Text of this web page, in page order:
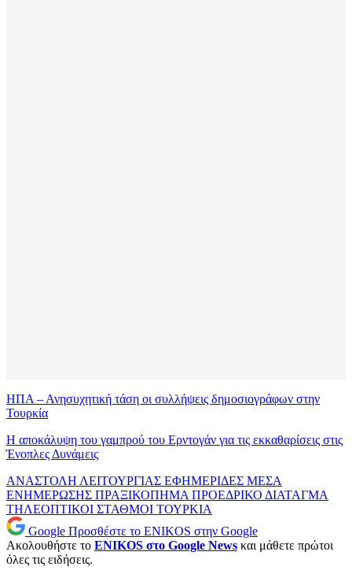
ΗΠΑ – Ανησυχητική τάση οι συλλήψεις δημοσιογράφων στην
Τουρκία
Η αποκάλυψη του γαμπρού του Ερντογάν για τις εκκαθαρίσεις στις
Ένοπλες Δυνάμεις
ΑΝΑΣΤΟΛΗ ΛΕΙΤΟΥΡΓΙΑΣ ΕΦΗΜΕΡΙΔΕΣ ΜΕΣΑ
ΕΝΗΜΕΡΩΣΗΣ ΠΡΑΞΙΚΟΠΗΜΑ ΠΡΟΕΔΡΙΚΟ ΔΙΑΤΑΓΜΑ
ΤΗΛΕΟΠΤΙΚΟΙ ΣΤΑΘΜΟΙ ΤΟΥΡΚΙΑ
Google Προσθέστε το ENIKOS στην Google
Ακολουθήστε το ENIKOS στο Google News και μάθετε πρώτοι
όλες τις ειδήσεις.